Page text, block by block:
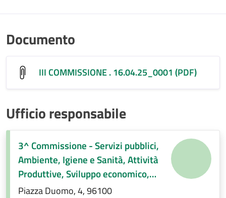
Documento
III COMMISSIONE . 16.04.25_0001 (PDF)
Ufficio responsabile
3^ Commissione - Servizi pubblici,
Ambiente, Igiene e Sanità, Attività
Produttive, Sviluppo economico,
Regolamenti di competenza.
Piazza Duomo, 4, 96100